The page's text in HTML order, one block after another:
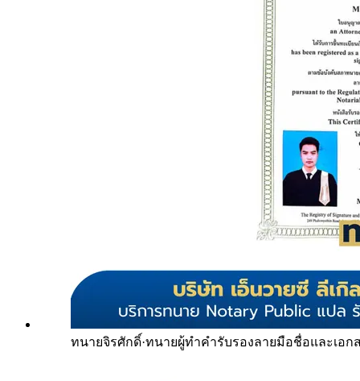
ทนายจิรศักดิ์·ทนายผู้ทำคำรับรองลายมือชื่อและเอก